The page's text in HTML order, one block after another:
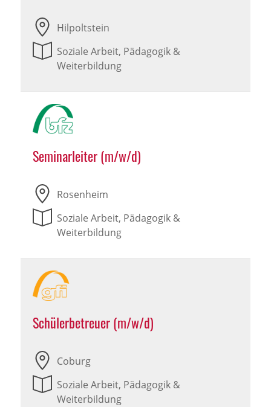
Hilpoltstein
Soziale Arbeit, Pädagogik &
Weiterbildung
Seminarleiter (m/w/d)
Rosenheim
Soziale Arbeit, Pädagogik &
Weiterbildung
Schülerbetreuer (m/w/d)
Coburg
Soziale Arbeit, Pädagogik &
Weiterbildung